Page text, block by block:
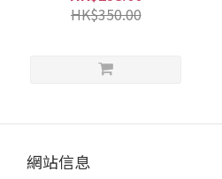
HK$350.00
網站信息